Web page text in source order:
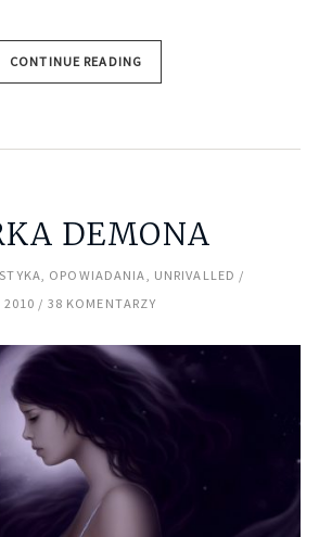
CONTINUE READING
DEMONA
OPOWIADANIA
UNRIVALLED
2010
38 KOMENTARZY